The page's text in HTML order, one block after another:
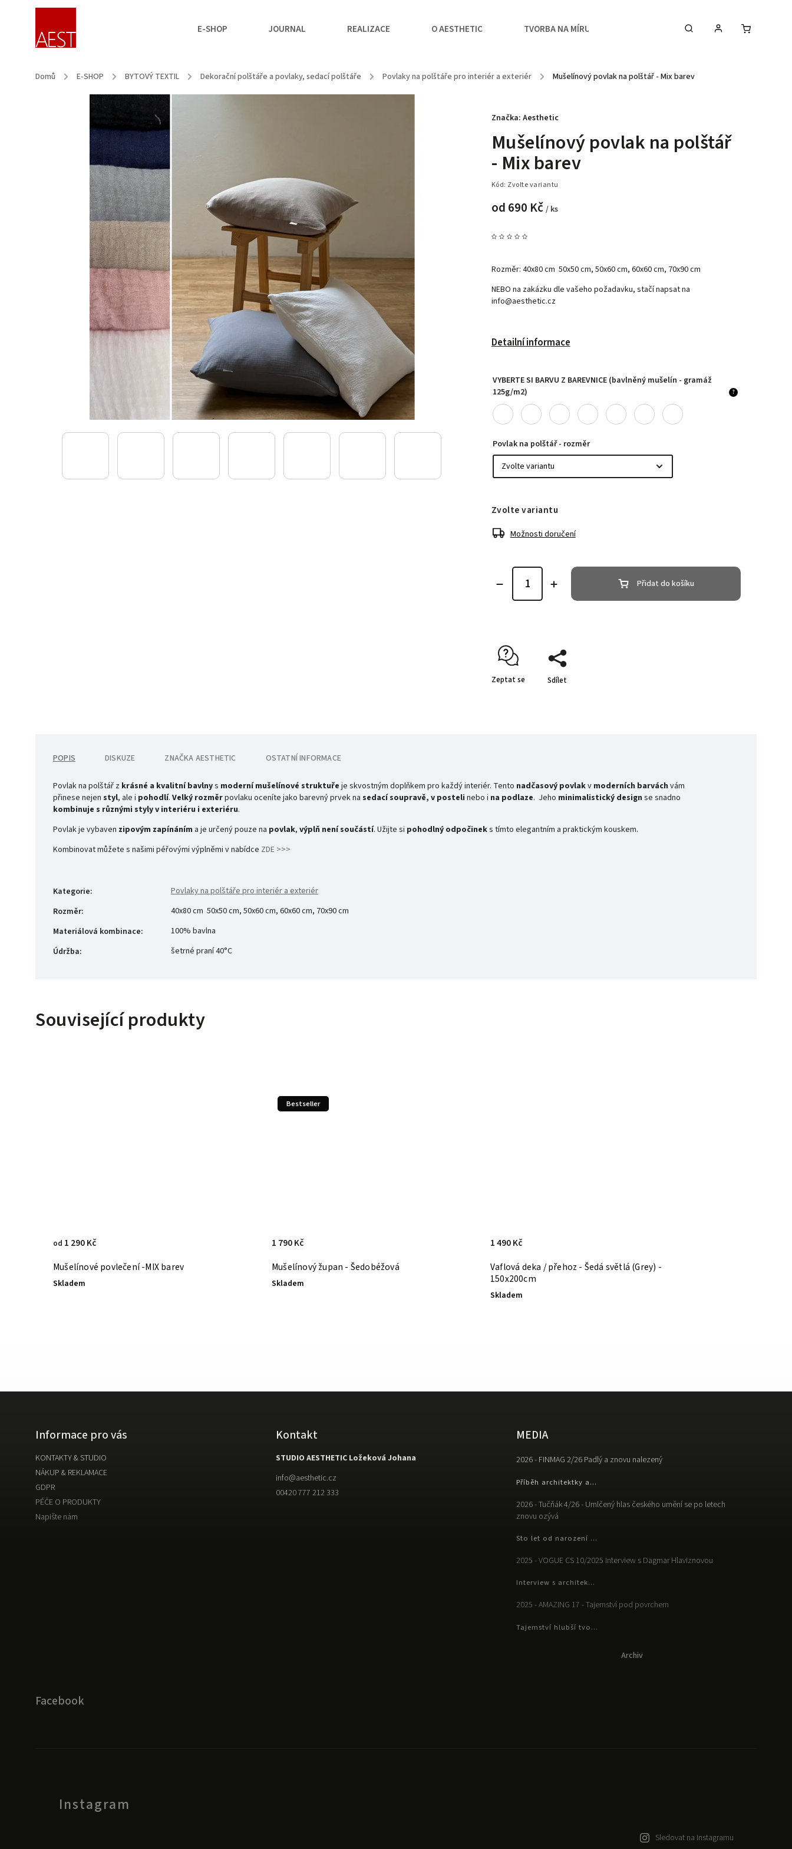
E-SHOP JOURNAL REALIZACE O AESTHETIC TVORBA NA MÍRU KONTAKTY & STUDIO
Domů / E-SHOP / BYTOVÝ TEXTIL / Dekorační polštáře a povlaky, sedací polštáře / Povlaky na polštáře pro interiér a exteriér / Mušelínový povlak na polštář - Mix barev
Mušelínový povlak na polštář
- Mix barev
Kód: Zvolte variantu
od 690 Kč / ks
Rozměr: 40x80 cm 50x50 cm, 50x60 cm, 60x60 cm, 70x90 cm
NEBO na zakázku dle vašeho požadavku, stačí napsat na
info@aesthetic.cz
Detailní informace
Značka: Aesthetic
VYBERTE SI BARVU Z BAREVNICE (bavlněný mušelín - gramáž
125g/m2)
?
Povlak na polštář - rozměr
Zvolte variantu
Možnosti doručení
Přidat do košíku
Zeptat se Sdílet
POPIS DISKUZE ZNAČKA AESTHETIC OSTATNÍ INFORMACE
Povlak na polštář z krásné a kvalitní bavlnys moderní mušelínové struktuře je skvostným doplňkem pro každý interiér. Tento nadčasový povlakv moderních barvách vám
přinese nejen styl, ale i pohodlí. Velký rozměrpovlaku oceníte jako barevný prvek na sedací soupravě, v posteli nebo i na podlaze. Jeho minimalistický design se snadno
kombinuje s různými styly v interiéru i exteriéru.
Povlak je vybaven zipovým zapínáním a je určený pouze na povlak, výplň není součástí. Užijte si pohodlný odpočineks tímto elegantním a praktickým kouskem.
Kombinovat můžete s našimi péřovými výplněmi v nabídce ZDE >>>
Kategorie:
Povlaky na polštáře pro interiér a exteriér
Rozměr:
40x80 cm 50x50 cm, 50x60 cm, 60x60 cm, 70x90 cm
Materiálová kombinace:
100% bavlna
Údržba: šetrné praní 40°C
Související produkty
Mušelínové povlečení -MIX barev
Skladem
od 1 290 Kč
Bestseller
Mušelínový župan - Šedobéžová
Skladem
1 790 Kč
Vaflová deka / přehoz - Šedá světlá (Grey) -
150x200cm
Skladem
1 490 Kč
Informace pro vás
KONTAKTY & STUDIO
NÁKUP & REKLAMACE
GDPR
PÉČE O PRODUKTY
Napište nám
Kontakt
STUDIO AESTHETIC Ložeková Johana
info@aesthetic.cz
00420 777 212 333
MEDIA
2026 - FINMAG 2/26 Padlý a znovu nalezený
Příběh architektky a...
2026 - Tučňák 4/26 - Umlčený hlas českého umění se po letech
znovu ozývá
Sto let od narození ...
2025 - VOGUE CS 10/2025 Interview s Dagmar Hlaviznovou
Interview s architek...
2025 - AMAZING 17 - Tajemství pod povrchem
Tajemství hlubší tvo...
Archiv
Facebook
Instagram
Sledovat na Instagramu